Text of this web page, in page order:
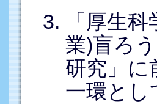
「厚生
業)盲ろ
研究」に
一環とし